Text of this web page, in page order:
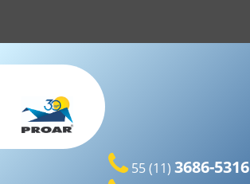
55 (11) 3686-5316